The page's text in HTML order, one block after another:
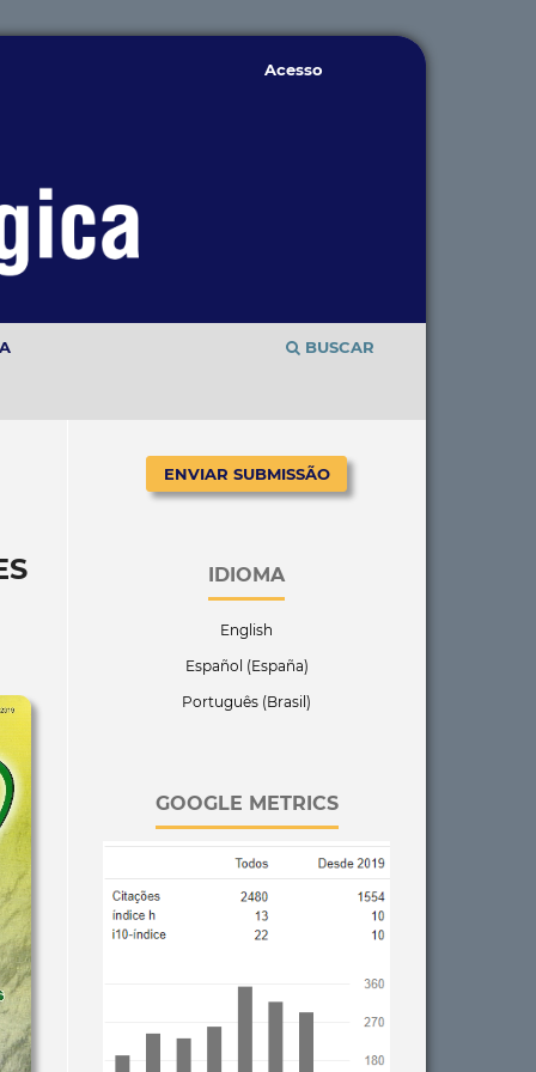
BUSCAR
Acesso
ENVIAR SUBMISSÃO
IDIOMA
English
Español (España)
Português (Brasil)
GOOGLE METRICS